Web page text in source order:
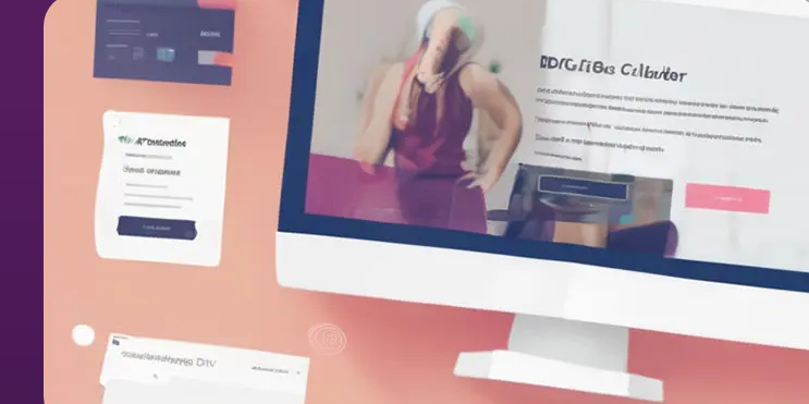
Divi 4.0
revoluciona a
forma de Criação
de Site com o
novo Divi Theme
Builder
Poderosa ferramenta que te
ajuda com o marketing
digital na Criação de Site,
Landing Page, Loja Virtual e
profissional para
baixar
gratuitamente
Chegou o Divi 4.0
Apresentamos o poderoso
Divi Theme Builder O Divi
mais apenas um construtor
de páginas. Desfrute do